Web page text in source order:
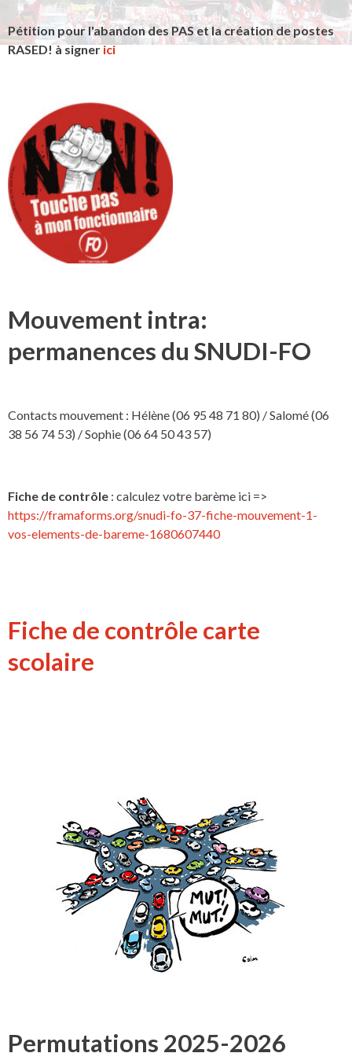
Pétition pour l'abandon des PAS et la création de postes
RASED! à signerici
Mouvement intra:
permanences du SNUDI-FO
Contacts mouvement : Hélène (06 95 48 71 80) / Salomé (06
38 56 74 53) / Sophie (06 64 50 43 57)
Fiche de contrôle : calculez votre barème ici =>
https://framaforms.org/snudi-fo-37-fiche-mouvement-1-
vos-elements-de-bareme-1680607440
Fiche de contrôle carte
scolaire
Permutations 2025-2026